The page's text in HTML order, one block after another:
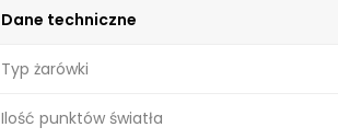
Dane techniczne
Typ żarówki
Ilość punktów światła